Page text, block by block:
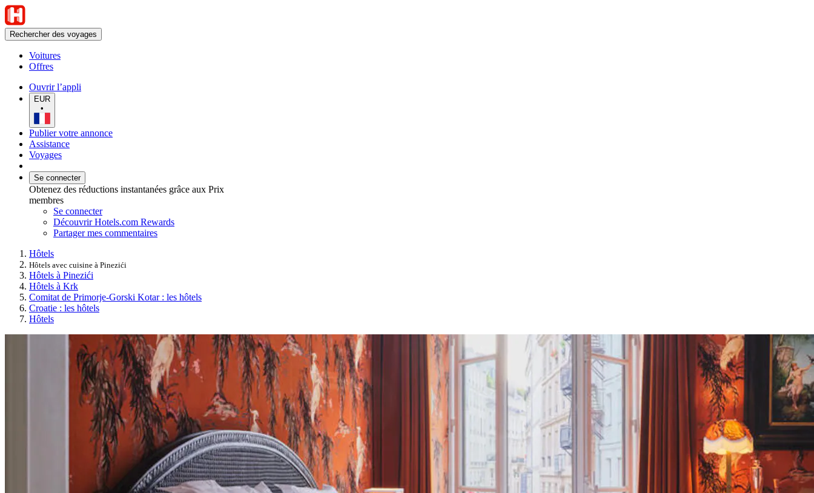
Rechercher des voyages
Voitures
Offres
Ouvrir l’appli
EUR
•
Publier votre annonce
Assistance
Voyages
Se connecter
Obtenez des réductions instantanées grâce aux Prix
membres
Se connecter
Découvrir Hotels.com Rewards
Partager mes commentaires
Hôtels
Hôtels avec cuisine à Pinezići
Hôtels à Pinezići
Hôtels à Krk
Comitat de Primorje-Gorski Kotar : les hôtels
Croatie : les hôtels
Hôtels